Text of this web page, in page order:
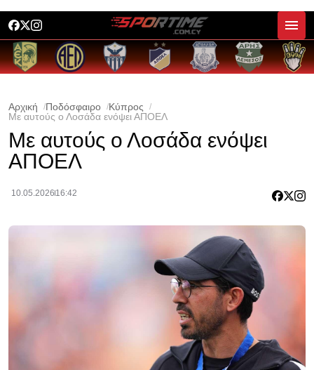
Αρχική Ποδόσφαιρο
Κύπρος
Με αυτούς ο Λοσάδα ενόψει ΑΠΟΕΛ
Με αυτούς ο Λοσάδα ενόψει
ΑΠΟΕΛ
10.05.2026 16:42